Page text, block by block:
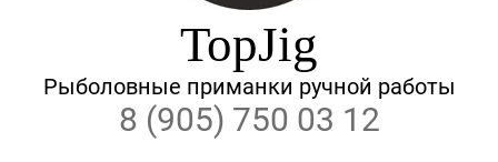
Забыли пароль?
ВОЙТИ
Регистрация
TopJig
Рыболовные приманки ручной работы
8 (905) 750 03 12